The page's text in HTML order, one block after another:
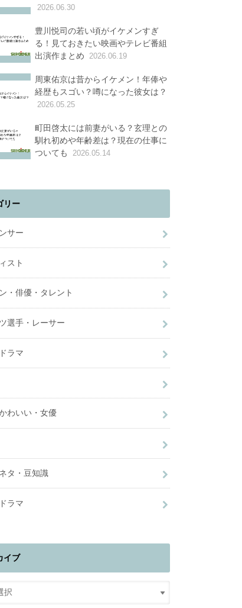
2026.06.30
豊川悦司の若い頃がイケメンすぎ
る！見ておきたい映画やテレビ番組
出演作まとめ
2026.06.19
周東佑京は昔からイケメン！年俸や
経歴もスゴい？噂になった彼女は？
2026.05.25
町田啓太には前妻がいる？玄理との
馴れ初めや年齢差は？現在の仕事に
ついても
2026.05.14
リー
サー
スト
・俳優・タレント
選手・レーサー
ラマ
わいい・女優
タ・豆知識
ラマ
イブ